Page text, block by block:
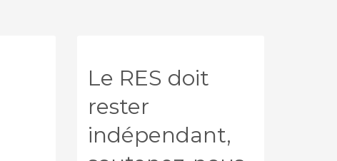
Le RES doit
rester
indépendant,